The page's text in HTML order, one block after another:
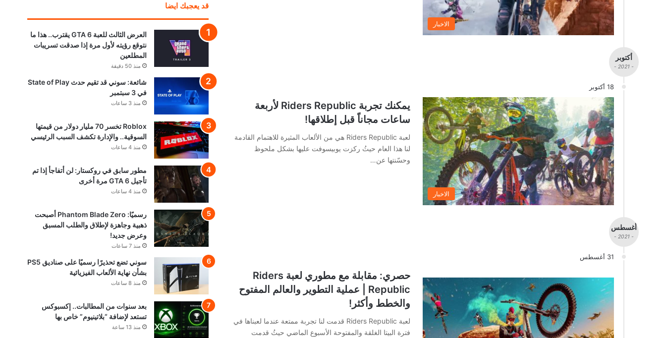
الاخبار
أكتوبر
- 2021 -
18 أكتوبر
الاخبار
يمكنك تجربة Riders Republic لأربعة
ساعات مجاناً قبل إطلاقها!
لعبة Riders Republic هي من الألعاب المثيرة للاهتمام القادمة
لنا هذا العام حيثُ ركزت يوبيسوفت عليها بشكل ملحوظ
وحسّنتها عن…
أغسطس
- 2021 -
31 أغسطس
حصري: مقابلة مع مطوري لعبة Riders
Republic | عملية التطوير والعالم المفتوح
والخطط وأكثر!
لعبة Riders Republic قدمت لنا تجربة ممتعة عندما لعبناها في
فترة البيتا الغلقة والمفتوحة الأسبوع الماضي حيثُ قدمت
قد يعجبك ايضا
العرض الثالث للعبة GTA 6 يقترب.. هذا ما
نتوقع رؤيته لأول مرة إذا صدقت تسريبات
المطلعين
منذ 50 دقيقة
شائعة: سوني قد تقيم حدث State of Play
في 3 سبتمبر
منذ 3 ساعات
Roblox تخسر 70 مليار دولار من قيمتها
السوقية.. والإدارة تكشف السبب الرئيسي
منذ 4 ساعات
مطور سابق في روكستار: لن أتفاجأ إذا تم
تأجيل GTA 6 مرة أخرى
منذ 4 ساعات
رسميًا: Phantom Blade Zero أصبحت
ذهبية وجاهزة لإطلاق والطلب المسبق
وعرض جديد!
منذ 7 ساعات
سوني تضع تحذيرًا رسميًا على صناديق PS5
بشأن نهاية الألعاب الفيزيائية
منذ 8 ساعات
بعد سنوات من المطالبات.. إكسبوكس
تستعد لإضافة “بلاتينيوم” خاص بها
منذ 13 ساعة